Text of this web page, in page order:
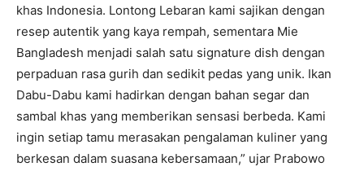
khas Indonesia. Lontong Lebaran kami sajikan dengan
resep autentik yang kaya rempah, sementara Mie
Bangladesh menjadi salah satu signature dish dengan
perpaduan rasa gurih dan sedikit pedas yang unik. Ikan
Dabu-Dabu kami hadirkan dengan bahan segar dan
sambal khas yang memberikan sensasi berbeda. Kami
ingin setiap tamu merasakan pengalaman kuliner yang
berkesan dalam suasana kebersamaan,” ujar Prabowo